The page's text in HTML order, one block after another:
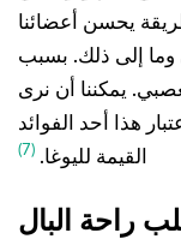
يحسن أعضائنا
وما إلى ذلك. بسبب
يمكننا أن نرى
هذا أحد الفوائد
القيمة لليوغا. (7)